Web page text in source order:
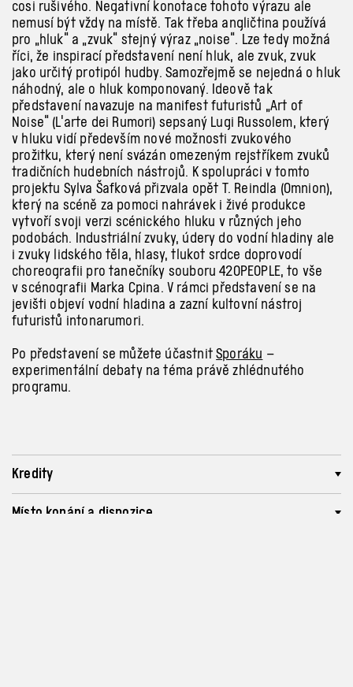
cosi rušivého. Negativní konotace tohoto výrazu ale
nemusí být vždy na místě. Tak třeba angličtina používá
pro „hluk“ a „zvuk“ stejný výraz „noise“. Lze tedy možná
říci, že inspirací představení není hluk, ale zvuk, zvuk
jako určitý protipól hudby. Samozřejmě se nejedná o hluk
náhodný, ale o hluk komponovaný. Ideově tak
představení navazuje na manifest futuristů „Art of
Noise“ (L'arte dei Rumori) sepsaný Lugi Russolem, který
v hluku vidí především nové možnosti zvukového
prožitku, který není svázán omezeným rejstříkem zvuků
tradičních hudebních nástrojů. K spolupráci v tomto
projektu Sylva Šafková přizvala opět T. Reindla (Omnion),
který na scéně za pomoci nahrávek i živé produkce
vytvoří svoji verzi scénického hluku v různých jeho
podobách. Industriální zvuky, údery do vodní hladiny ale
i zvuky lidského těla, hlasy, tlukot srdce doprovodí
choreografii pro tanečníky souboru 420PEOPLE, to vše
v scénografii Marka Cpina. V rámci představení se na
jevišti objeví vodní hladina a zazní kultovní nástroj
futuristů intonarumori.
Po představení se můžete účastnitSporáku –
experimentální debaty na téma právě zhlédnutého
programu.
Kredity
Místo konání a dispozice